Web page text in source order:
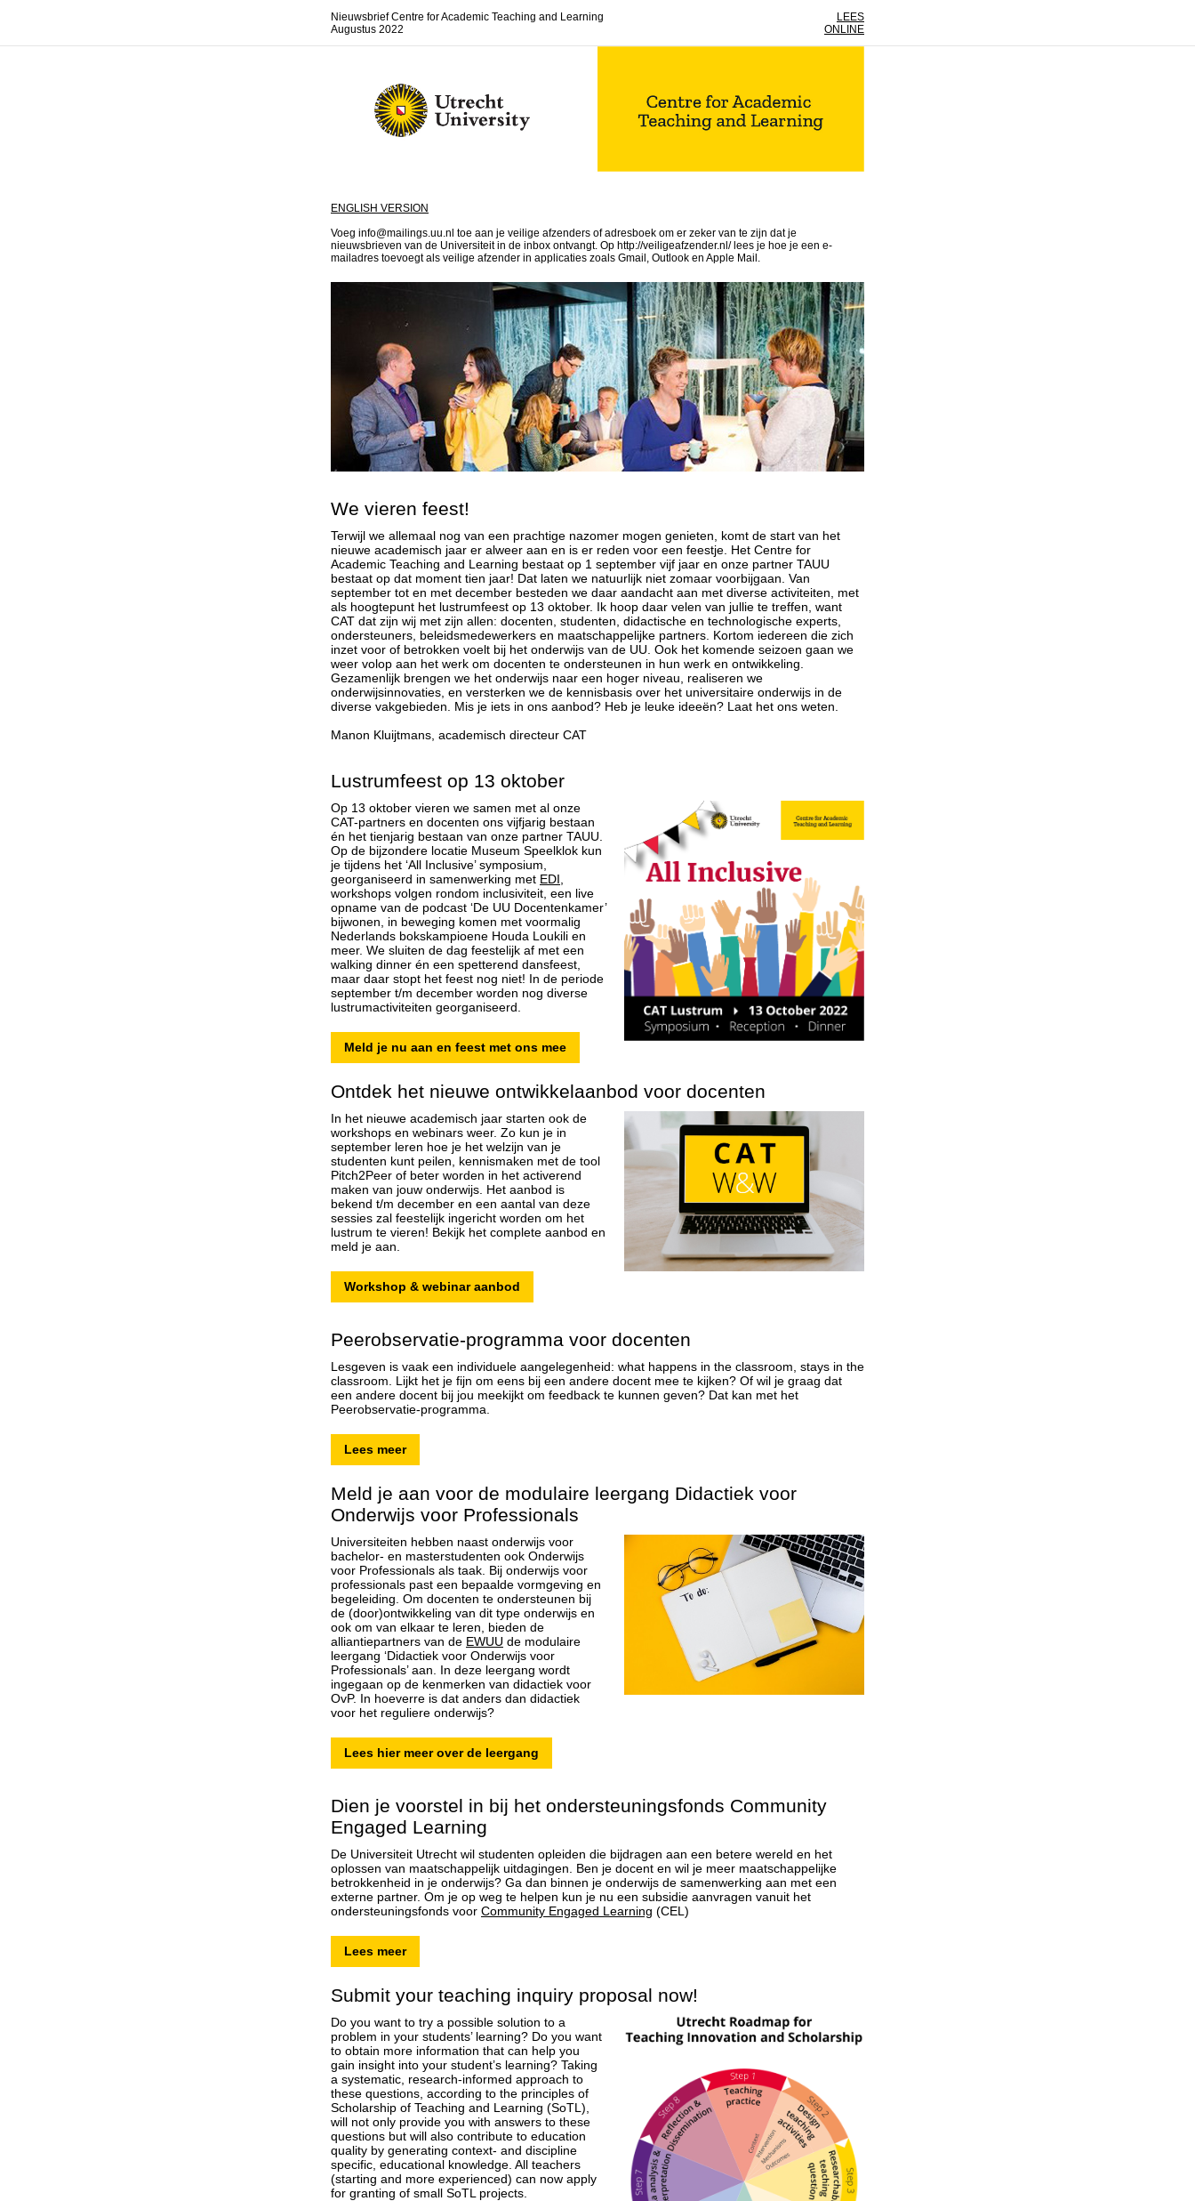
Nieuwsbrief Centre for Academic Teaching and Learning
Augustus 2022
LEES
ONLINE
ENGLISH VERSION
Voeg info@mailings.uu.nl toe aan je veilige afzenders of adresboek om er zeker van te zijn dat je
nieuwsbrieven van de Universiteit in de inbox ontvangt. Op http://veiligeafzender.nl/ lees je hoe je een e-
mailadres toevoegt als veilige afzender in applicaties zoals Gmail, Outlook en Apple Mail.
We vieren feest!
Terwijl we allemaal nog van een prachtige nazomer mogen genieten, komt de start van het
nieuwe academisch jaar er alweer aan en is er reden voor een feestje. Het Centre for
Academic Teaching and Learning bestaat op 1 september vijf jaar en onze partner TAUU
bestaat op dat moment tien jaar! Dat laten we natuurlijk niet zomaar voorbijgaan. Van
september tot en met december besteden we daar aandacht aan met diverse activiteiten, met
als hoogtepunt het lustrumfeest op 13 oktober. Ik hoop daar velen van jullie te treffen, want
CAT dat zijn wij met zijn allen: docenten, studenten, didactische en technologische experts,
ondersteuners, beleidsmedewerkers en maatschappelijke partners. Kortom iedereen die zich
inzet voor of betrokken voelt bij het onderwijs van de UU. Ook het komende seizoen gaan we
weer volop aan het werk om docenten te ondersteunen in hun werk en ontwikkeling.
Gezamenlijk brengen we het onderwijs naar een hoger niveau, realiseren we
onderwijsinnovaties, en versterken we de kennisbasis over het universitaire onderwijs in de
diverse vakgebieden. Mis je iets in ons aanbod? Heb je leuke ideeën? Laat het ons weten.
Manon Kluijtmans, academisch directeur CAT
Lustrumfeest op 13 oktober
Op 13 oktober vieren we samen met al onze
CAT-partners en docenten ons vijfjarig bestaan
én het tienjarig bestaan van onze partner TAUU.
Op de bijzondere locatie Museum Speelklok kun
je tijdens het ‘All Inclusive’ symposium,
georganiseerd in samenwerking met EDI
workshops volgen rondom inclusiviteit, een live
opname van de podcast ‘De UU Docentenkamer’
bijwonen, in beweging komen met voormalig
Nederlands bokskampioene Houda Loukili en
meer. We sluiten de dag feestelijk af met een
walking dinner én een spetterend dansfeest,
maar daar stopt het feest nog niet! In de periode
september t/m december worden nog diverse
lustrumactiviteiten georganiseerd.
Meld je nu aan en feest met ons mee
Ontdek het nieuwe ontwikkelaanbod voor docenten
In het nieuwe academisch jaar starten ook de
workshops en webinars weer. Zo kun je in
september leren hoe je het welzijn van je
studenten kunt peilen, kennismaken met de tool
Pitch2Peer of beter worden in het activerend
maken van jouw onderwijs. Het aanbod is
bekend t/m december en een aantal van deze
sessies zal feestelijk ingericht worden om het
lustrum te vieren! Bekijk het complete aanbod en
meld je aan.
Workshop & webinar aanbod
Peerobservatie-programma voor docenten
Lesgeven is vaak een individuele aangelegenheid: what happens in the classroom, stays in the
classroom. Lijkt het je fijn om eens bij een andere docent mee te kijken? Of wil je graag dat
een andere docent bij jou meekijkt om feedback te kunnen geven? Dat kan met het
Peerobservatie-programma.
Lees meer
Meld je aan voor de modulaire leergang Didactiek voor
Onderwijs voor Professionals
Universiteiten hebben naast onderwijs voor
bachelor- en masterstudenten ook Onderwijs
voor Professionals als taak. Bij onderwijs voor
professionals past een bepaalde vormgeving en
begeleiding. Om docenten te ondersteunen bij
de (door)ontwikkeling van dit type onderwijs en
ook om van elkaar te leren, bieden de
alliantiepartners van de EWUU de modulaire
leergang ‘Didactiek voor Onderwijs voor
Professionals’ aan. In deze leergang wordt
ingegaan op de kenmerken van didactiek voor
OvP. In hoeverre is dat anders dan didactiek
voor het reguliere onderwijs?
Lees hier meer over de leergang
Dien je voorstel in bij het ondersteuningsfonds Community
Engaged Learning
De Universiteit Utrecht wil studenten opleiden die bijdragen aan een betere wereld en het
oplossen van maatschappelijk uitdagingen. Ben je docent en wil je meer maatschappelijke
betrokkenheid in je onderwijs? Ga dan binnen je onderwijs de samenwerking aan met een
externe partner. Om je op weg te helpen kun je nu een subsidie aanvragen vanuit het
ondersteuningsfonds voor Community Engaged Learning (CEL)
Lees meer
Submit your teaching inquiry proposal now!
Do you want to try a possible solution to a
problem in your students’ learning? Do you want
to obtain more information that can help you
gain insight into your student’s learning? Taking
a systematic, research-informed approach to
these questions, according to the principles of
Scholarship of Teaching and Learning (SoTL),
will not only provide you with answers to these
questions but will also contribute to education
quality by generating context- and discipline
specific, educational knowledge. All teachers
(starting and more experienced) can now apply
for granting of small SoTL projects.